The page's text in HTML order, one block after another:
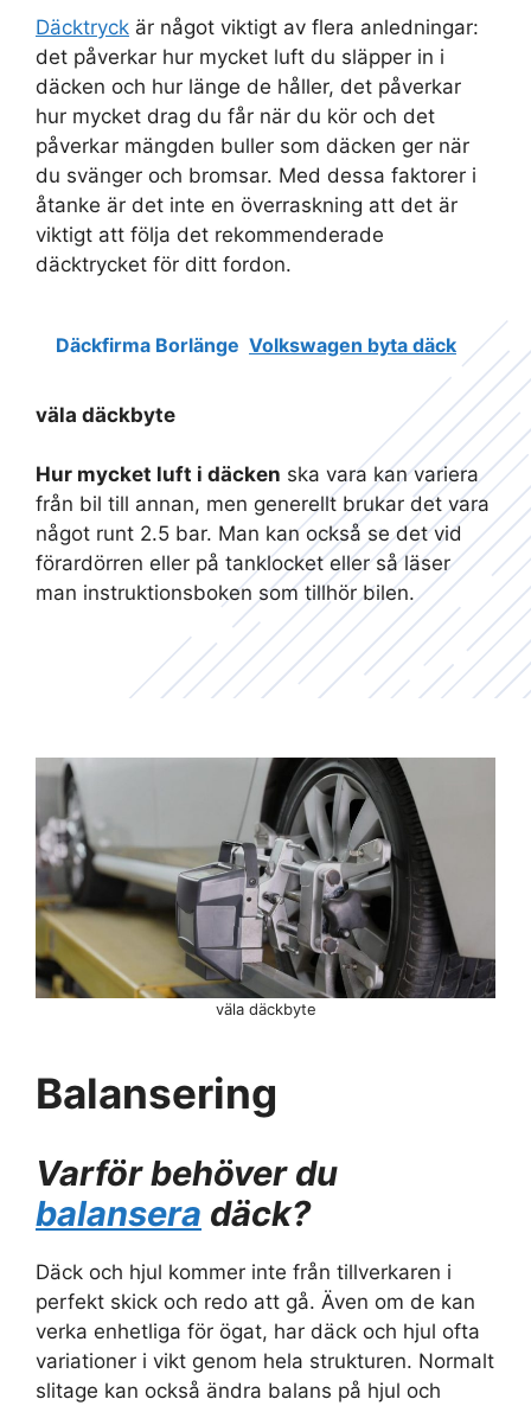
Däcktryck är något viktigt av flera anledningar:
det påverkar hur mycket luft du släpper in i
däcken och hur länge de håller, det påverkar
hur mycket drag du får när du kör och det
påverkar mängden buller som däcken ger när
du svänger och bromsar. Med dessa faktorer i
åtanke är det inte en överraskning att det är
viktigt att följa det rekommenderade
däcktrycket för ditt fordon.
Däckfirma Borlänge Volkswagen byta däck
väla däckbyte
Hur mycket luft i däcken ska vara kan variera
från bil till annan, men generellt brukar det vara
något runt 2.5 bar. Man kan också se det vid
förardörren eller på tanklocket eller så läser
man instruktionsboken som tillhör bilen.
Balansering
Varför behöver du
balansera däck?
Däck och hjul kommer inte från tillverkaren i
perfekt skick och redo att gå. Även om de kan
verka enhetliga för ögat, har däck och hjul ofta
variationer i vikt genom hela strukturen. Normalt
slitage kan också ändra balans på hjul och
väla däckbyte